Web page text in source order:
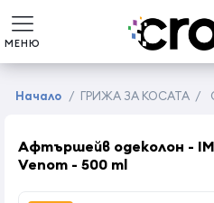
МЕНЮ
Начало / ГРИЖА ЗА КОСАТА /
Афтършейв одеколон -
Venom - 500 ml